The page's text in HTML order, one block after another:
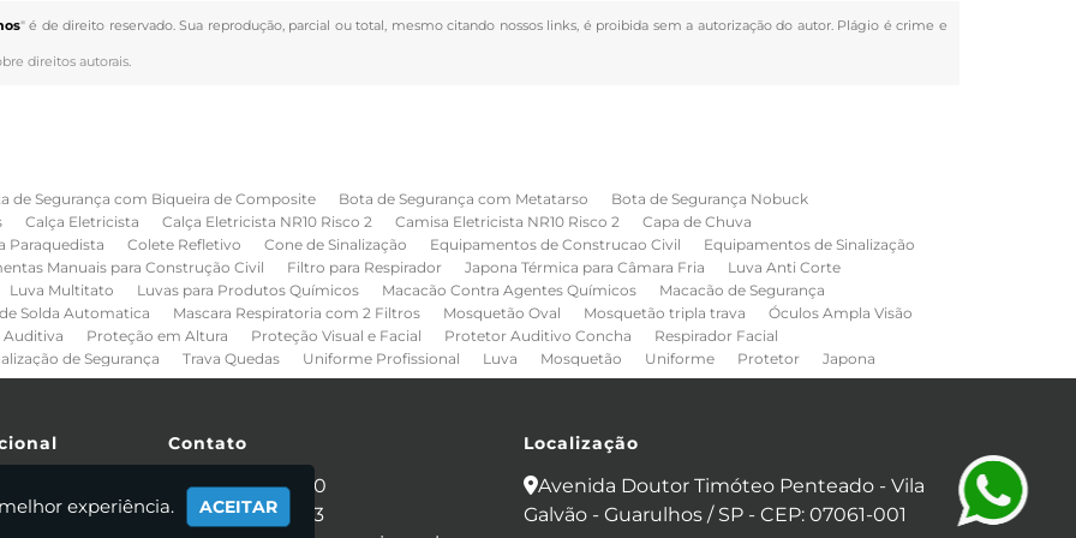
" é de direito reservado. Sua reprodução, parcial ou total, mesmo citando nossos links, é proibida sem a autorização do autor. Plágio é crime e
direitos autorais.
de Segurança com Biqueira de Composite Bota de Segurança com Metatarso
Bota de Segurança Nobuck
Calça Eletricista Calça Eletricista NR10 Risco 2 Camisa Eletricista NR10 Risco 2
Capa de Chuva
Paraquedista Colete Refletivo Cone de Sinalização Equipamentos de Construcao Civil
Equipamentos de Sinalização
Manuais para Construção Civil Filtro para Respirador Japona Térmica para Câmara Fria
Luva Anti Corte
Luva Multitato Luvas para Produtos Químicos Macacão Contra Agentes Químicos
Macacão de Segurança
Solda Automatica Mascara Respiratoria com 2 Filtros Mosquetão Oval Mosquetão tripla trava
Óculos Ampla Visão
Auditiva Proteção em Altura Proteção Visual e Facial Protetor Auditivo Concha
Respirador Facial
de Segurança Trava Quedas Uniforme Profissional Luva Mosquetão Uniforme Protetor Japona
Somos
Contato
(11) 2086-4440
(11) 95281-0053
Localização
Avenida Doutor Timóteo Penteado - Vila
Galvão - Guarulhos / SP - CEP: 07061-001
experiência. ACEITAR